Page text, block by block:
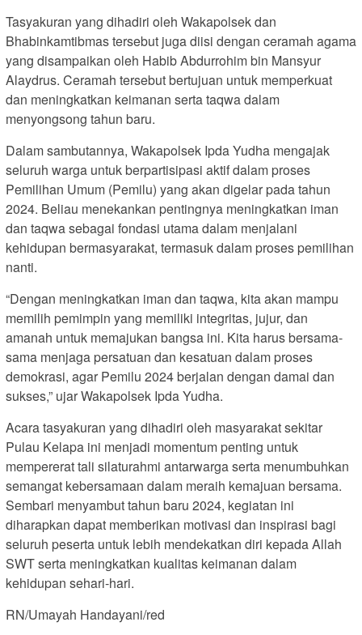
Tasyakuran yang dihadiri oleh Wakapolsek dan
Bhabinkamtibmas tersebut juga diisi dengan ceramah agama
yang disampaikan oleh Habib Abdurrohim bin Mansyur
Alaydrus. Ceramah tersebut bertujuan untuk memperkuat
dan meningkatkan keimanan serta taqwa dalam
menyongsong tahun baru.
Dalam sambutannya, Wakapolsek Ipda Yudha mengajak
seluruh warga untuk berpartisipasi aktif dalam proses
Pemilihan Umum (Pemilu) yang akan digelar pada tahun
2024. Beliau menekankan pentingnya meningkatkan iman
dan taqwa sebagai fondasi utama dalam menjalani
kehidupan bermasyarakat, termasuk dalam proses pemilihan
nanti.
“Dengan meningkatkan iman dan taqwa, kita akan mampu
memilih pemimpin yang memiliki integritas, jujur, dan
amanah untuk memajukan bangsa ini. Kita harus bersama-
sama menjaga persatuan dan kesatuan dalam proses
demokrasi, agar Pemilu 2024 berjalan dengan damai dan
sukses,” ujar Wakapolsek Ipda Yudha.
Acara tasyakuran yang dihadiri oleh masyarakat sekitar
Pulau Kelapa ini menjadi momentum penting untuk
mempererat tali silaturahmi antarwarga serta menumbuhkan
semangat kebersamaan dalam meraih kemajuan bersama.
Sembari menyambut tahun baru 2024, kegiatan ini
diharapkan dapat memberikan motivasi dan inspirasi bagi
seluruh peserta untuk lebih mendekatkan diri kepada Allah
SWT serta meningkatkan kualitas keimanan dalam
kehidupan sehari-hari.
RN/Umayah Handayani/red